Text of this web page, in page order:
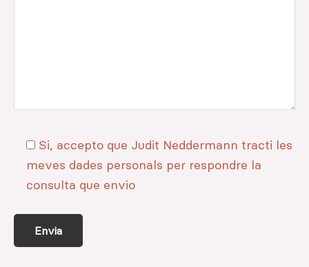
Si, accepto que Judit Neddermann tracti les
meves dades personals per respondre la
consulta que envio